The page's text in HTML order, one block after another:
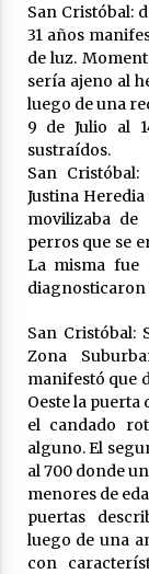
San Cristóbal:
31 años
de luz.
sería ajeno al
luego de una
9 de Julio al
sustraídos.
San
Justina
movilizaba
perros que se
La misma fue
diagnosticaron
San Cristóbal:
Zona
manifestó que
Oeste la
el candado
alguno. El
al 700 donde
menores de
puertas
luego de una
con